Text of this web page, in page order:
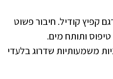
קפיץ קודיל. חיבור פשוט
ותותח מים.
משמעותיות שדרוג בלעדי